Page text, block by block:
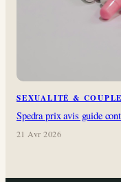
SEXUALITÉ & COUPLE
Spedra prix avis guide
21 Avr 2026